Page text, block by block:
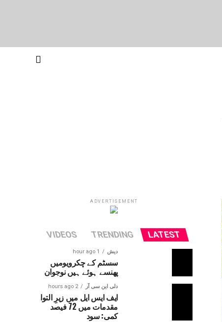
ADVERTISEMENT
LATEST
TRENDING
VIDEOS
دیش 1 hour ago
سسٹم کے چکرویومیں
پھنسے ہوئے ہیں نوجوان
دلی این سی آر 2 hours ago
ایف ایس ایل میں زیرِ التوا
مقدمات میں 72 فیصد
کمی: سود